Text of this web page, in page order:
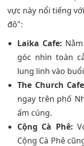
vực này nổi tiếng
đô":
Laika Cafe:
góc nhìn toàn
lung linh vào
The Church
ngay trên phố
ấm cúng.
Cộng Cà Phê:
Cộng Cà Phê